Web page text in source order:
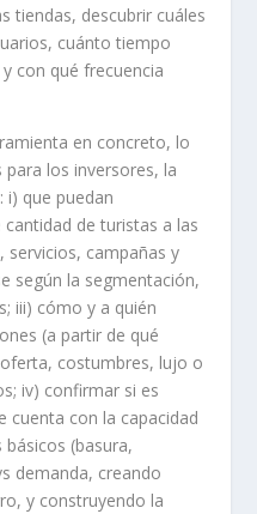
tiendas, descubrir cuáles
cuánto tiempo
con qué frecuencia
en concreto, lo
los inversores, la
i) que puedan
de turistas a las
servicios, campañas y
según la segmentación,
iii) cómo y a quién
(a partir de qué
costumbres, lujo o
iv) confirmar si es
cuenta con la capacidad
(basura,
demanda, creando
y construyendo la